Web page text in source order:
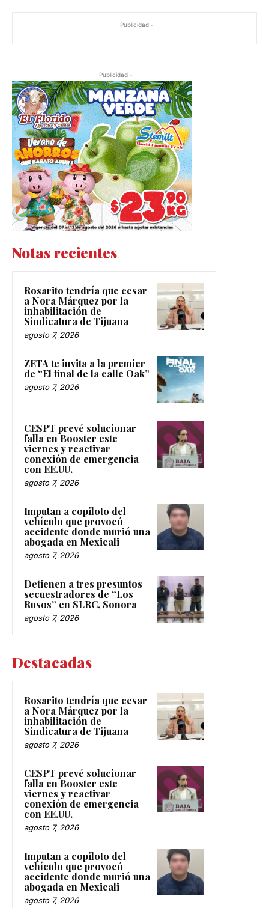
- Publicidad -
-Publicidad -
Notas recientes
Rosarito tendría que cesar
a Nora Márquez por la
inhabilitación de
Sindicatura de Tijuana
agosto 7, 2026
ZETA te invita a la premier
de “El final de la calle Oak”
agosto 7, 2026
CESPT prevé solucionar
falla en Booster este
viernes y reactivar
conexión de emergencia
con EE.UU.
agosto 7, 2026
Imputan a copiloto del
vehículo que provocó
accidente donde murió una
abogada en Mexicali
agosto 7, 2026
Detienen a tres presuntos
secuestradores de “Los
Rusos” en SLRC, Sonora
agosto 7, 2026
Destacadas
Rosarito tendría que cesar
a Nora Márquez por la
inhabilitación de
Sindicatura de Tijuana
agosto 7, 2026
CESPT prevé solucionar
falla en Booster este
viernes y reactivar
conexión de emergencia
con EE.UU.
agosto 7, 2026
Imputan a copiloto del
vehículo que provocó
accidente donde murió una
abogada en Mexicali
agosto 7, 2026